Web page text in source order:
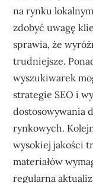
na rynku
zdobyć uwagę
sprawia, że
trudniejsze.
wyszukiwarek
strategie SEO i
dostosowywania
rynkowych.
wysokiej jakości
materiałów
regularna